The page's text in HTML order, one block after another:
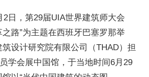
2日，第29届UIA世界建筑师大会
之路”为主题在西班牙巴塞罗那举
设计研究院有限公司（THAD）担
学会展中国馆，于当地时间6月29